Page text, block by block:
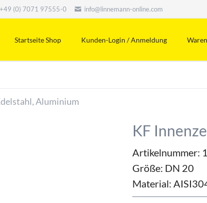
+49 (0) 7071 97555-0 info@linnemann-online.com
Startseite Shop Kunden-Login / Anmeldung
Aluminium
KF
Artikelnummer:
Größe: DN 20
Material: